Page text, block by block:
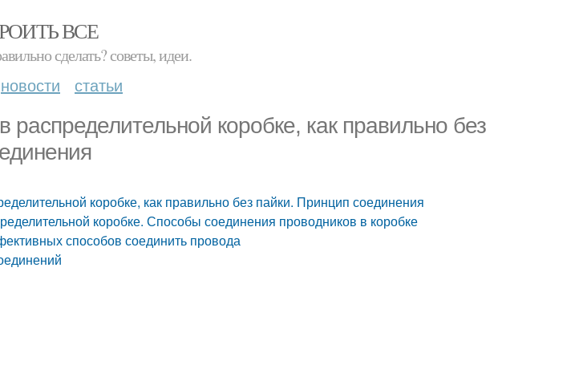
ВСЕ
сделать? советы, идеи.
новости статьи
распределительной коробке, как правильно без
коробке, как правильно без пайки. Принцип соединения
коробке. Способы соединения проводников в коробке
способов соединить провода